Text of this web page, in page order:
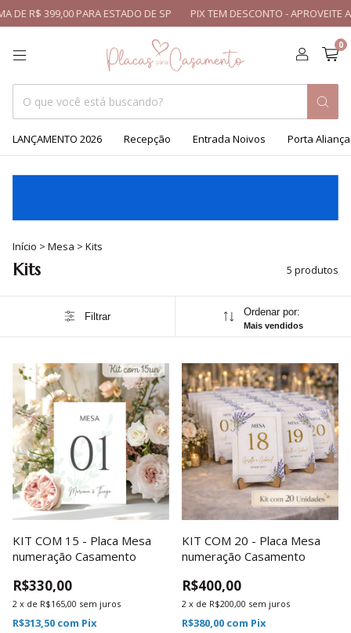
DE R$ 399,00 PARA ESTADO DE SP PIX TEM DESCONTO - APROVEITE
0
LANÇAMENTO 2026 Recepção Entrada Noivos Porta Aliança
Início > Mesa > Kits
Kits 5 produtos
Filtrar Ordenar por:
Mais vendidos
KIT COM 15 - Placa Mesa
numeração Casamento
R$330,00
2 x de R$165,00 sem juros
R$313,50 com Pix
KIT COM 20 - Placa Mesa
numeração Casamento
R$400,00
2 x de R$200,00 sem juros
R$380,00 com Pix